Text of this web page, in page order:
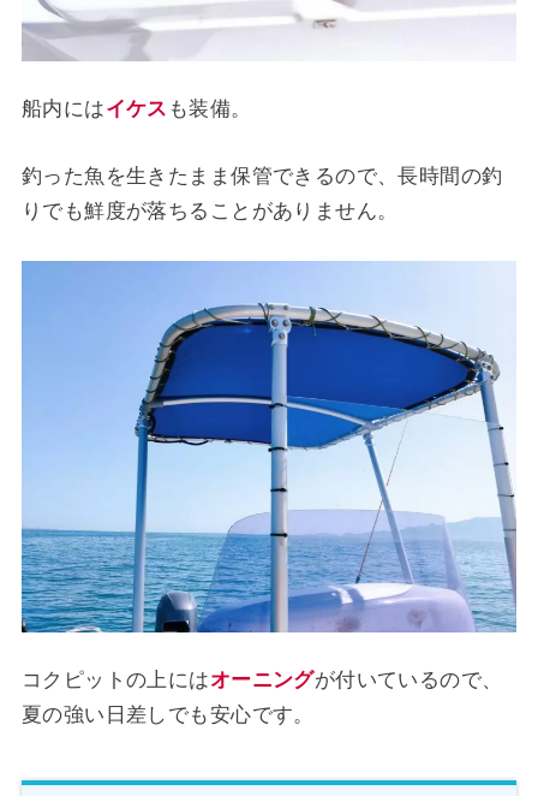
船内にはイケス も装備。
釣った魚を生きたまま保管できるので、長時間の釣
りでも鮮度が落ちることがありません。
コクピットの上にはオーニングが付いているので、
夏の強い日差しでも安心です。